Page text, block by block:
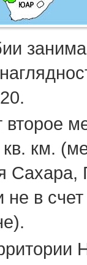
км.
Сахара,
в